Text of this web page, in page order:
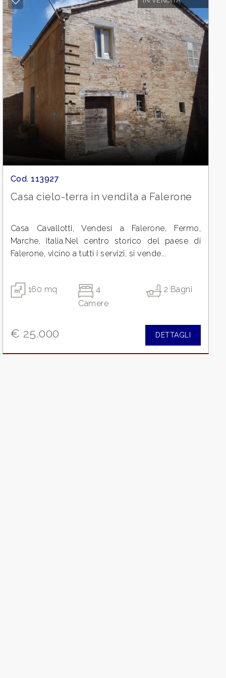
Cod. 113927
Casa cielo-terra in vendita a Falerone
Casa Cavallotti, Vendesi a Falerone, Fermo,
Marche, Italia.Nel centro storico del paese di
Falerone, vicino a tutti i servizi, si vende...
160 mq
4
Camere
2 Bagni
€ 25.000 DETTAGLI